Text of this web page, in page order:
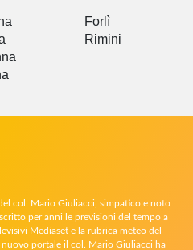
Forlì
Rimini
col. Mario Giuliacci, simpatico e noto
per anni le previsioni del tempo a
Mediaset e la rubrica meteo del
portale il col. Mario Giuliacci ha